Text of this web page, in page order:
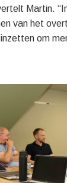
Martin.
van het
om